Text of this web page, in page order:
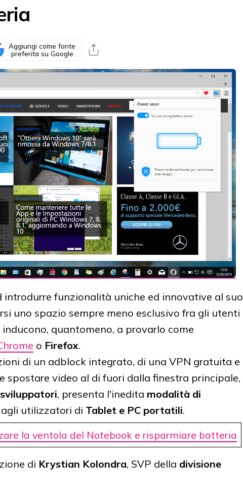
Aggiungi come fonte
preferita su Google
introdurre funzionalità uniche ed innovative al suo
uno spazio sempre meno esclusivo fra gli utenti
quantomeno, a provarlo come
o Firefox.
di un adblock integrato, di una VPN gratuita e
spostare video al di fuori dalla finestra principale,
sviluppatori, presenta l'inedita modalità di
utilizzatori di Tablet e PC portatili.
la ventola del Notebook e risparmiare batteria
di Krystian Kolondra, SVP della divisione